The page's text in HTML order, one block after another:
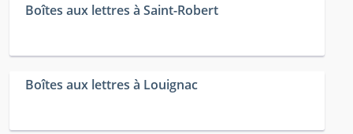
Boîtes aux lettres à Saint-Robert
Boîtes aux lettres à Louignac